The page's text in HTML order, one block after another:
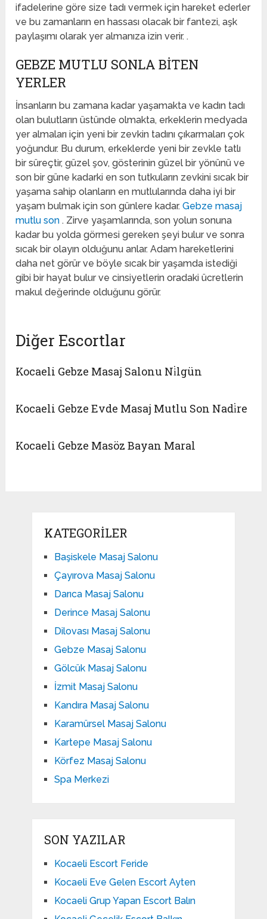
ifadelerine göre size tadı vermek için hareket ederler
ve bu zamanların en hassası olacak bir fantezi, aşk
paylaşımı olarak yer almanıza izin verir. .
GEBZE MUTLU SONLA BITEN
YERLER
İnsanların bu zamana kadar yaşamakta ve kadın tadı
olan bulutların üstünde olmakta, erkeklerin medyada
yer almaları için yeni bir zevkin tadını çıkarmaları çok
yoğundur. Bu durum, erkeklerde yeni bir zevkle tatlı
bir süreçtir, güzel şov, gösterinin güzel bir yönünü ve
son bir güne kadarki en son tutkuların zevkini sıcak bir
yaşama sahip olanların en mutlularında daha iyi bir
yaşam bulmak için son günlere kadar.Gebze masaj
mutlu son. Zirve yaşamlarında, son yolun sonuna
kadar bu yolda görmesi gereken şeyi bulur ve sonra
sıcak bir olayın olduğunu anlar. Adam hareketlerini
daha net görür ve böyle sıcak bir yaşamda istediği
gibi bir hayat bulur ve cinsiyetlerin oradaki ücretlerin
makul değerinde olduğunu görür.
Diğer Escortlar
Kocaeli Gebze Masaj Salonu Ni̇lgün
Kocaeli Gebze Evde Masaj Mutlu Son Nadi̇re
Kocaeli Gebze Masöz Bayan Maral
KATEGORILER
Başiskele Masaj Salonu
Çayırova Masaj Salonu
Darıca Masaj Salonu
Derince Masaj Salonu
Dilovası Masaj Salonu
Gebze Masaj Salonu
Gölcük Masaj Salonu
İzmit Masaj Salonu
Kandıra Masaj Salonu
Karamürsel Masaj Salonu
Kartepe Masaj Salonu
Körfez Masaj Salonu
Spa Merkezi
SON YAZILAR
Kocaeli Escort Feride
Kocaeli Eve Gelen Escort Ayten
Kocaeli Grup Yapan Escort Balın